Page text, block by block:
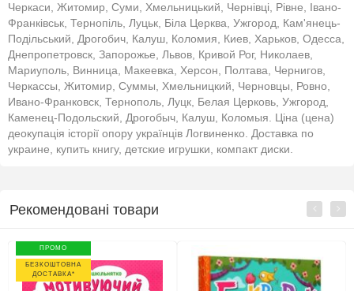
Черкаси, Житомир, Суми, Хмельницький, Чернівці, Рівне, Івано-
Франківськ, Тернопіль, Луцьк, Біла Церква, Ужгород, Кам'янець-
Подільський, Дрогобич, Калуш, Коломия, Киев, Харьков, Одесса,
Днепропетровск, Запорожье, Львов, Кривой Рог, Николаев,
Мариуполь, Винница, Макеевка, Херсон, Полтава, Чернигов,
Черкассы, Житомир, Суммы, Хмельницкий, Черновцы, Ровно,
Ивано-Франковск, Тернополь, Луцк, Белая Церковь, Ужгород,
Каменец-Подольский, Дрогобыч, Калуш, Коломыя. Ціна (цена)
деокупація історії опору українців Логвиненко. Доставка по
украине, купить книгу, детские игрушки, компакт диски.
Рекомендовані товари
ПРОМО
БЕЗКОШТОВНА
ДОСТАВКА*